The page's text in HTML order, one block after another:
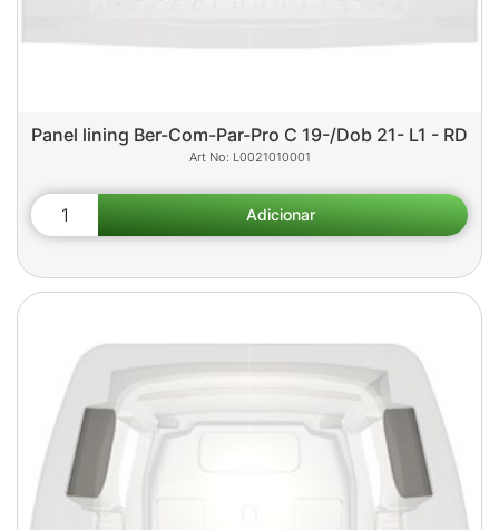
Panel lining Ber-Com-Par-Pro C 19-/Dob 21- L1 - RD
L0021010001